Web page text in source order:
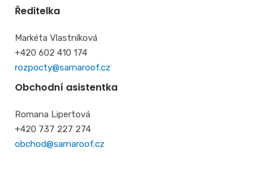
Ředitelka
Markéta Vlastníková
+420 602 410 174
rozpocty@sarnaroof.cz
Obchodní asistentka
Romana Lipertová
+420 737 227 274
obchod@sarnaroof.cz